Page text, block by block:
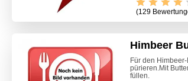
(129
Himbeer
Für den
pürieren.Mit
füllen.